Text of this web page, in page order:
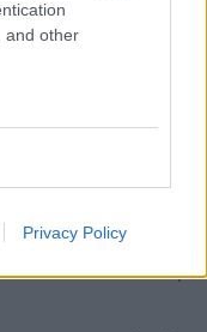
and other
Privacy Policy
EZER FORINTOS
előtt folyósítja a
utalvány